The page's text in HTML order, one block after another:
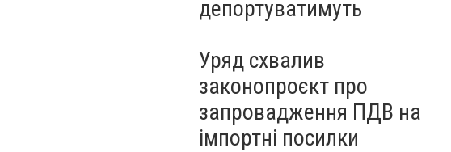
депортуватимуть
Уряд схвалив
законопроєкт про
запровадження ПДВ на
імпортні посилки